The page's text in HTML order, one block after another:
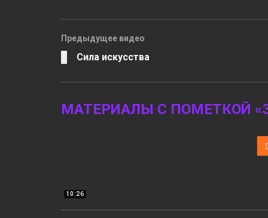
Предыдущее видео
Сила искусства
МАТЕРИАЛЫ С ПОМЕТКОЙ
10:26